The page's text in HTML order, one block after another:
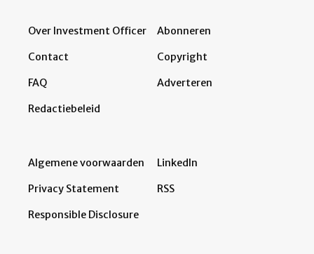
Over Investment Officer
Contact
FAQ
Redactiebeleid
Abonneren
Copyright
Adverteren
Algemene voorwaarden
Privacy Statement
Responsible Disclosure
LinkedIn
RSS